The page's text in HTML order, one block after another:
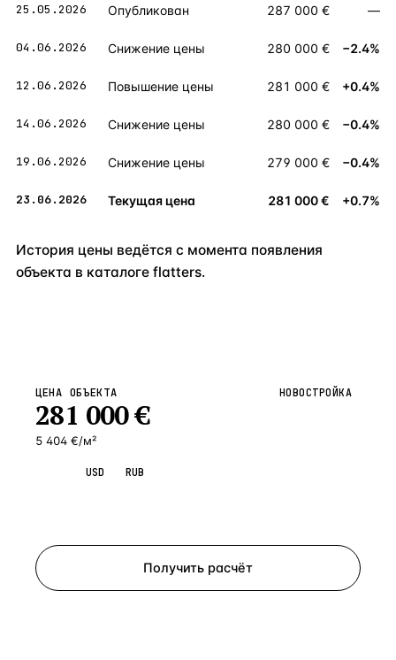
25.05.2026 Опубликован 287 000 € —
04.06.2026 Снижение цены 280 000 € −2.4%
12.06.2026 Повышение цены 281 000 € +0.4%
14.06.2026 Снижение цены 280 000 € −0.4%
19.06.2026 Снижение цены 279 000 € −0.4%
23.06.2026 Текущая цена 281 000 € +0.7%
История цены ведётся с момента появления
объекта в каталоге flatters.
ЦЕНА ОБЪЕКТА
281 000€
5 404 €/м²
НОВОСТРОЙКА
USD RUB
Получить расчёт